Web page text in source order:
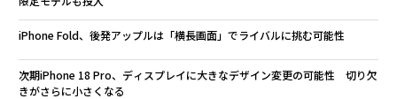
iPhone Fold、後発アップルは「横長画面」でライバルに挑む可能性
次期iPhone 18 Pro、ディスプレイに大きなデザイン変更の可能性 切り欠
きがさらに小さくなる